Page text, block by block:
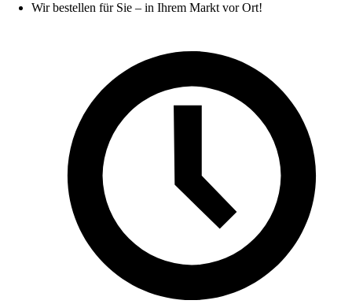
Wir bestellen für Sie – in Ihrem Markt vor Ort!